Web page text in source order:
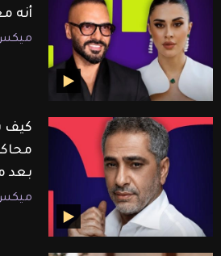
أنه
كيف
بعد